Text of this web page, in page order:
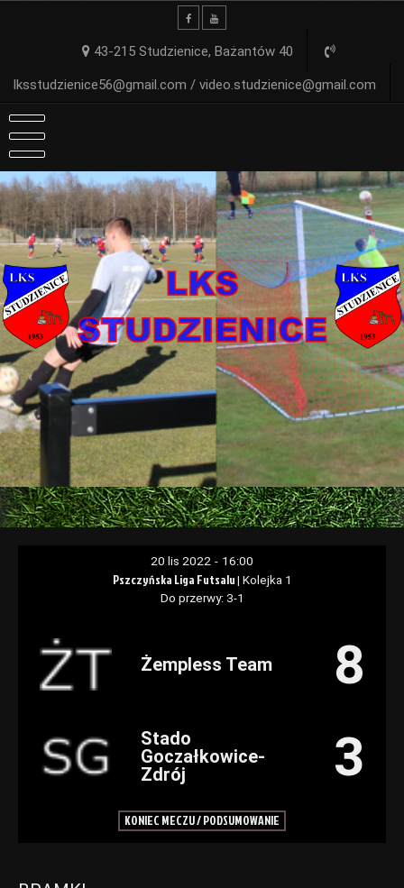
43-215 Studzienice, Bażantów 40
lksstudzienice56@gmail.com / video.studzienice@gmail.com
20 lis 2022 - 16:00
Pszczyńska Liga Futsalu | Kolejka 1
Do przerwy: 3-1
Żempless Team 8
Stado
Goczałkowice-
Zdrój
3
KONIEC MECZU / PODSUMOWANIE